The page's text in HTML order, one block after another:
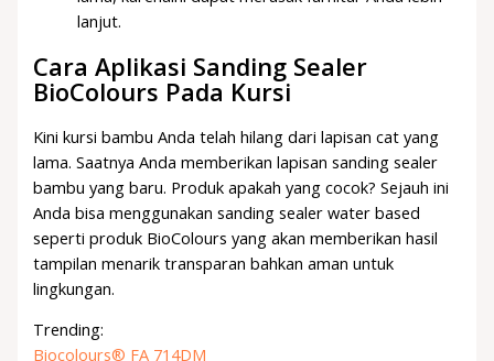
lanjut.
Cara Aplikasi Sanding Sealer
BioColours Pada Kursi
Kini kursi bambu Anda telah hilang dari lapisan cat yang
lama. Saatnya Anda memberikan lapisan sanding sealer
bambu yang baru. Produk apakah yang cocok? Sejauh ini
Anda bisa menggunakan sanding sealer water based
seperti produk BioColours yang akan memberikan hasil
tampilan menarik transparan bahkan aman untuk
lingkungan.
Trending:
Biocolours® FA 714DM